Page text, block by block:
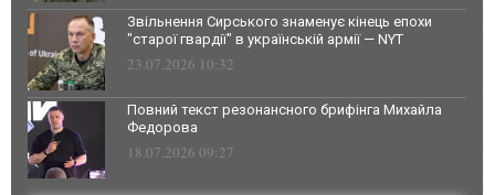
Звільнення Сирського знаменує кінець епохи
"старої гвардії" в українській армії — NYT
23.07.2026 10:32
Повний текст резонансного брифінга Михайла
Федорова
18.07.2026 09:27